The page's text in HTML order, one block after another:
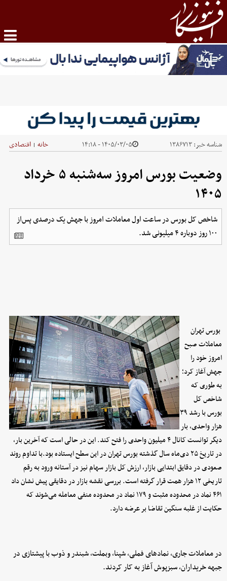
شناسه خبر:۱۳۸۶۷۱۳ ۱۴۰۵/۰۳/۰۵ - ۱۴:۱۸ خانه | اقتصادی
وضعیت بورس امروز سه‌شنبه ۵ خرداد
۱۴۰۵
شاخص کل بورس در ساعت اول معاملات امروز با جهش یک درصدی پس‌از
۱۰۰ روز دوباره ۴ میلیونی شد.
بورس تهران
معاملات صبح
امروز خود را
جهش آغاز کرد؛
به طوری که
شاخص کل
بورس با رشد ۳۹
هزار واحدی، بار
دیگر توانست کانال ۴ میلیون واحدی را فتح کند. این در حالی است که آخرین بار،
در تاریخ ۲۵ دی‌ماه سال گذشته بورس تهران در این سطح ایستاده بود.با تداوم روند
صعودی در دقایق ابتدایی بازار، ارزش کل بازار سهام نیز در آستانه ورود به رقم
تاریخی ۱۲ هزار همت قرار گرفته است. بررسی نقشه‌ بازار در دقایقی پیش نشان داد
۴۶۱ نماد در محدوده مثبت و ۱۷۹ نماد در محدوده منفی معامله می‌شوند که
حکایت از غلبه سنگین تقاضا بر عرضه دارد.
در معاملات جاری، نمادهای فملی، شپنا، وبملت، شبندر و ذوب با پیشتازی در
جبهه خریداران، سبزپوش آغاز به کار کردند.